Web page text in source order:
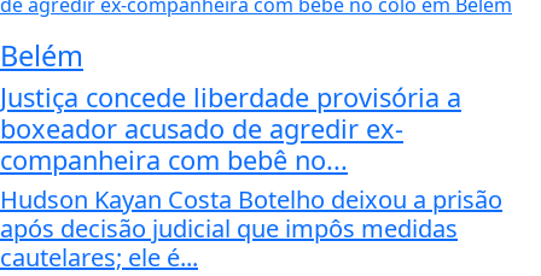
Belém
Justiça concede liberdade provisória a
boxeador acusado de agredir ex-
companheira com bebê no...
Hudson Kayan Costa Botelho deixou a prisão
após decisão judicial que impôs medidas
cautelares; ele é...